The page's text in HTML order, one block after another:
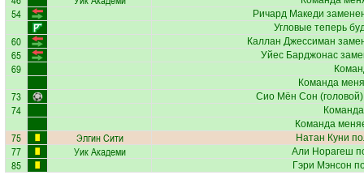
54 Ричард Македи
Угловые теперь
60 Каллан Джессиман
65 Уйес Барджонас
69
Команда
73 Сио Мён Сон
74
Команда
75 Элгин Сити Натан Куни
77 Уик Академи Али Норагеш
85 Гэри Мэнсон